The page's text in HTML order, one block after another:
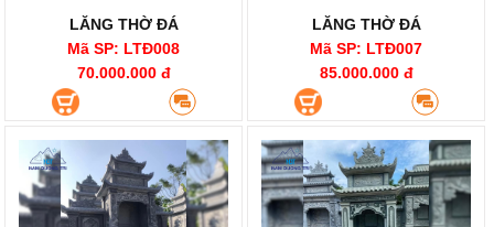
LĂNG THỜ ĐÁ
Mã SP: LTĐ008
70.000.000 đ
LĂNG THỜ ĐÁ
Mã SP: LTĐ007
85.000.000 đ